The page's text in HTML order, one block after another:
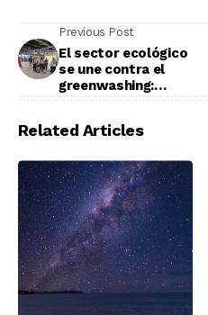
Previous Post
El sector ecológico
se une contra el
greenwashing:
histórico para
alimentación
ecológica
Related Articles